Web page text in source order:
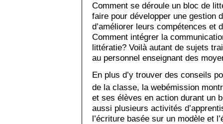
Comment se déroule un bloc de
faire pour développer une gestion
d’améliorer leurs compétences et
Comment intégrer la
littératie? Voilà autant de sujets
au personnel enseignant des
En plus d’y trouver des conseils
de la classe, la webémission
et ses élèves en action durant un
aussi plusieurs activités
l’écriture basée sur un modèle et